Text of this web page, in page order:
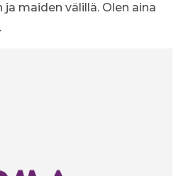
maiden välillä. Olen aina